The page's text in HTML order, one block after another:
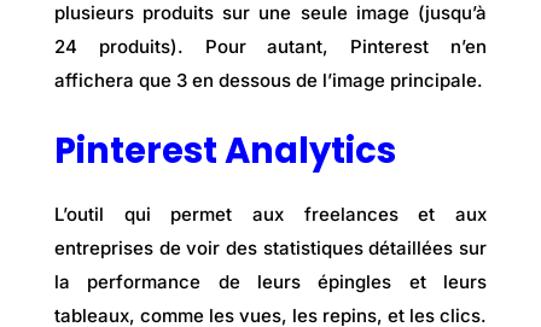
plusieurs produits sur une seule image (jusqu’à
24 produits). Pour autant, Pinterest n’en
affichera que 3 en dessous de l’image principale.
Pinterest Analytics
L’outil qui permet aux freelances et aux
entreprises de voir des statistiques détaillées sur
la performance de leurs épingles et leurs
tableaux, comme les vues, les repins, et les clics.